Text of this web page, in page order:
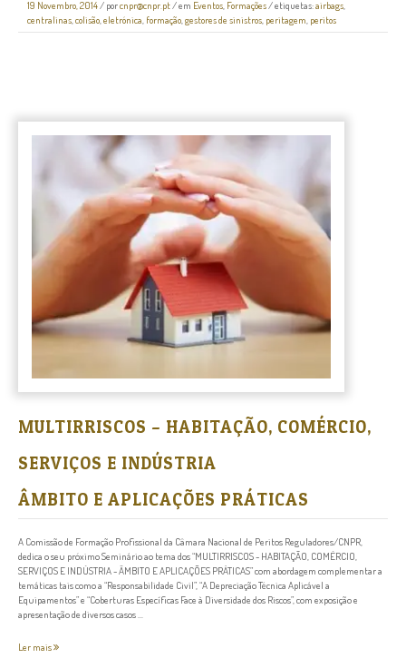
19 Novembro, 2014/ porcnpr@cnpr.pt/ em Eventos, Formações/ etiquetas:airbags,
centralinas,colisão,eletrónica, formação,gestores de sinistros, peritagem, peritos
MULTIRRISCOS – HABITAÇÃO, COMÉRCIO,
SERVIÇOS E INDÚSTRIA
ÂMBITO E APLICAÇÕES PRÁTICAS
A Comissão de Formação Profissional da Câmara Nacional de Peritos Reguladores/CNPR,
dedica o seu próximo Seminário ao tema dos “MULTIRRISCOS - HABITAÇÃO, COMÉRCIO,
SERVIÇOS E INDÚSTRIA - ÂMBITO E APLICAÇÕES PRÁTICAS” com abordagem complementar a
temáticas tais como a “Responsabilidade Civil”, “A Depreciação Técnica Aplicável a
Equipamentos” e “Coberturas Específicas Face à Diversidade dos Riscos”, com exposição e
apresentação de diversos casos ...
Ler mais